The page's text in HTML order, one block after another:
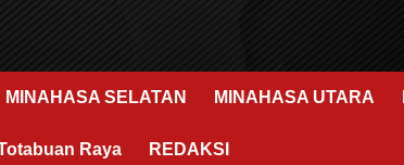
MINAHASA SELATAN MINAHASA UTARA
Raya REDAKSI